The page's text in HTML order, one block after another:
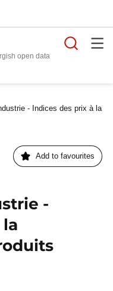
open data
- Indices des prix à la
Add to favourites
-